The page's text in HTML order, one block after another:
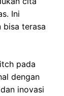
Ini
bisa terasa
pada
dengan
inovasi